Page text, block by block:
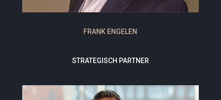
FRANK ENGELEN
STRATEGISCH PARTNER